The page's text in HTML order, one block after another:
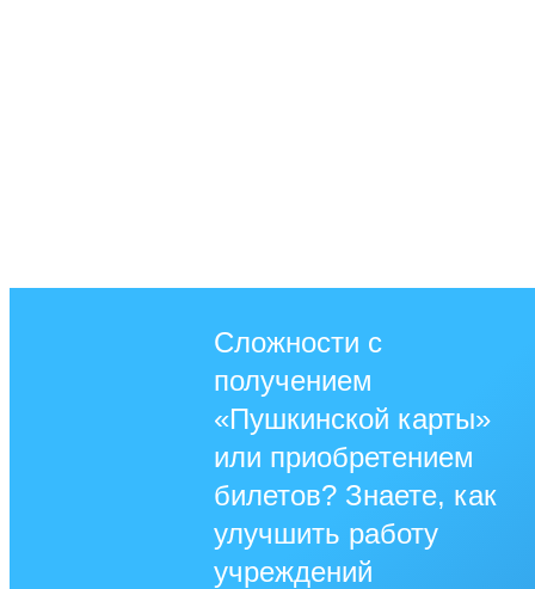
Сложности с
получением
«Пушкинской карты»
или приобретением
билетов? Знаете, как
улучшить работу
учреждений